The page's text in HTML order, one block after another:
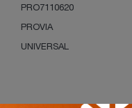
PRO7110620
PROVIA
UNIVERSAL